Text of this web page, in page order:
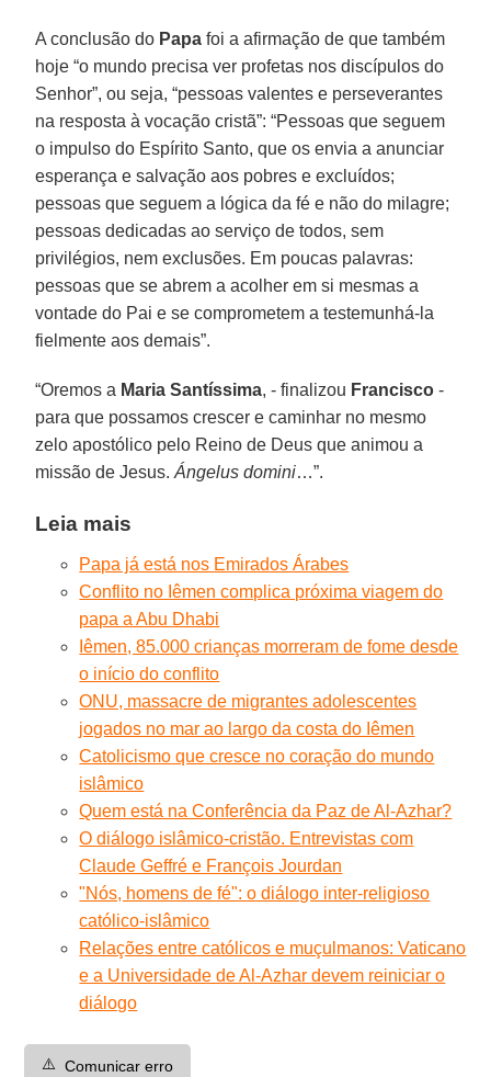
A conclusão do Papa foi a afirmação de que também
hoje “o mundo precisa ver profetas nos discípulos do
Senhor”, ou seja, “pessoas valentes e perseverantes
na resposta à vocação cristã”: “Pessoas que seguem
o impulso do Espírito Santo, que os envia a anunciar
esperança e salvação aos pobres e excluídos;
pessoas que seguem a lógica da fé e não do milagre;
pessoas dedicadas ao serviço de todos, sem
privilégios, nem exclusões. Em poucas palavras:
pessoas que se abrem a acolher em si mesmas a
vontade do Pai e se comprometem a testemunhá-la
fielmente aos demais”.
“Oremos a Maria Santíssima, - finalizou Francisco -
para que possamos crescer e caminhar no mesmo
zelo apostólico pelo Reino de Deus que animou a
missão de Jesus.Ángelus domini…”.
Leia mais
Papa já está nos Emirados Árabes
Conflito no Iêmen complica próxima viagem do
papa a Abu Dhabi
Iêmen, 85.000 crianças morreram de fome desde
o início do conflito
ONU, massacre de migrantes adolescentes
jogados no mar ao largo da costa do Iêmen
Catolicismo que cresce no coração do mundo
islâmico
Quem está na Conferência da Paz de Al-Azhar?
O diálogo islâmico-cristão. Entrevistas com
Claude Geffré e François Jourdan
"Nós, homens de fé": o diálogo inter-religioso
católico-islâmico
Relações entre católicos e muçulmanos: Vaticano
e a Universidade de Al-Azhar devem reiniciar o
diálogo
⚠️ Comunicar erro